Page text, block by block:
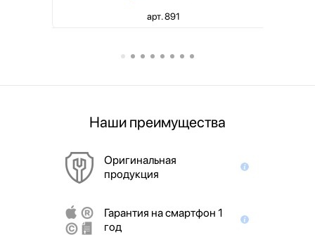
арт. 891
Наши преимущества
Оригинальная
продукция
Гарантия на смартфон 1
год